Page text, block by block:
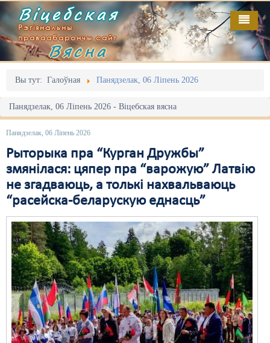
Віцебская
Рэгіянальны
праваабарончы сайт
Вясна
Вы тут: Галоўная Панядзелак, 06 Ліпень 2026
Панядзелак, 06 Ліпень 2026 - Віцебская вясна
Панядзелак, 06 Ліпень 2026
Рыторыка пра “Курган Дружбы”
змянілася: цяпер пра “варожую” Латвію
не згадваюць, а толькі нахвальваюць
“расейска-беларускую еднасць”
Галоўная
Адміністрацыйны перасьлед
Акцыі
Выбары
Грамадзянскія ініцыятывы
Дзяржава
Дыскрымінацыя
Затрыманьні
Карная псыхіятрыя
КПЧ ААН
Культурныя правы
Выданьні
Відэа
Пра нас
RSS